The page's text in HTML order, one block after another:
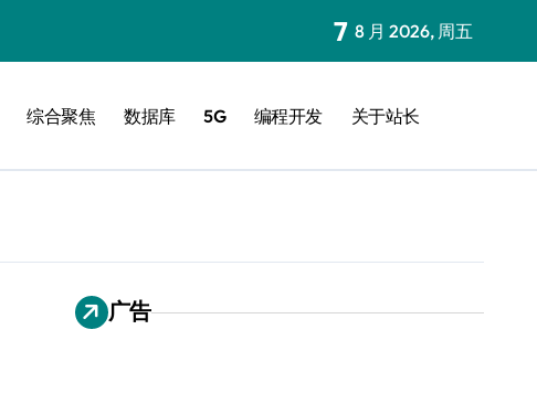
7 8 月 2026, 周五
综合聚焦 数据库 5G 编程开发 关于站长
广告